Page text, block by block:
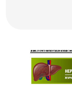
что
сообщения об
давления в